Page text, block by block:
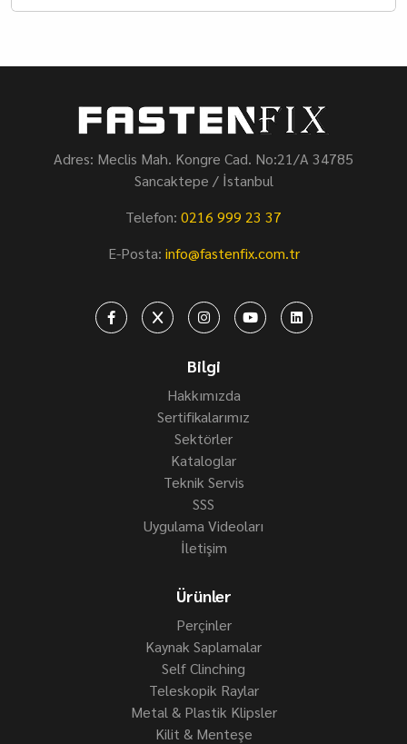
Adres: Meclis Mah. Kongre Cad. No:21/A 34785
Sancaktepe / İstanbul
Telefon: 0216 999 23 37
E-Posta: info@fastenfix.com.tr
Bilgi
Hakkımızda
Sertifikalarımız
Sektörler
Kataloglar
Teknik Servis
SSS
Uygulama Videoları
İletişim
Ürünler
Perçinler
Kaynak Saplamalar
Self Clinching
Teleskopik Raylar
Metal & Plastik Klipsler
Kilit & Menteşe